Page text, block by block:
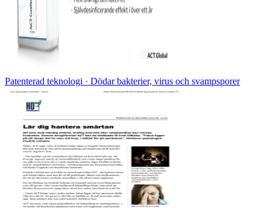
Patenterad teknologi · Dödar bakterier, virus och svampsporer